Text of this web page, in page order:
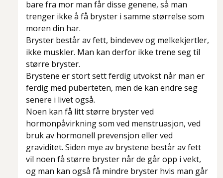
bare fra mor man får disse genene, så man
trenger ikke å få bryster i samme størrelse som
moren din har.
Bryster består av fett, bindevev og melkekjertler,
ikke muskler. Man kan derfor ikke trene seg til
større bryster.
Brystene er stort sett ferdig utvokst når man er
ferdig med puberteten, men de kan endre seg
senere i livet også.
Noen kan få litt større bryster ved
hormonpåvirkning som ved menstruasjon, ved
bruk av hormonell prevensjon eller ved
graviditet. Siden mye av brystene består av fett
vil noen få større bryster når de går opp i vekt,
og man kan også få mindre bryster hvis man går